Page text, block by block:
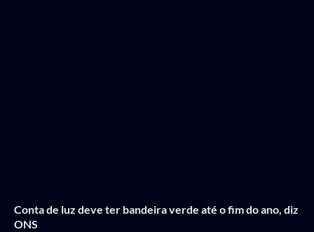
Conta de luz deve ter bandeira verde até o fim do ano, diz
ONS